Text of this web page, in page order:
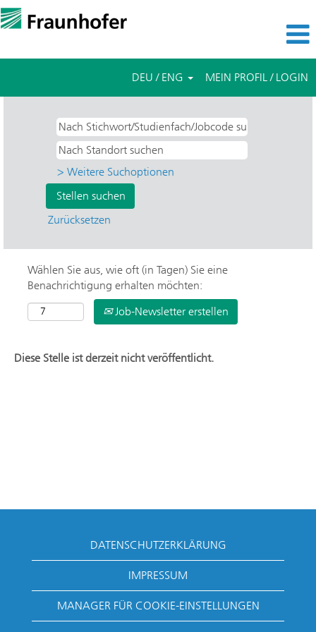
DEU / ENG MEIN PROFIL / LOGIN
> Weitere Suchoptionen
Zurücksetzen
Wählen Sie aus, wie oft (in Tagen) Sie eine
Benachrichtigung erhalten möchten:
Job-Newsletter erstellen
Diese Stelle ist derzeit nicht veröffentlicht.
DATENSCHUTZERKLÄRUNG
IMPRESSUM
MANAGER FÜR COOKIE-EINSTELLUNGEN